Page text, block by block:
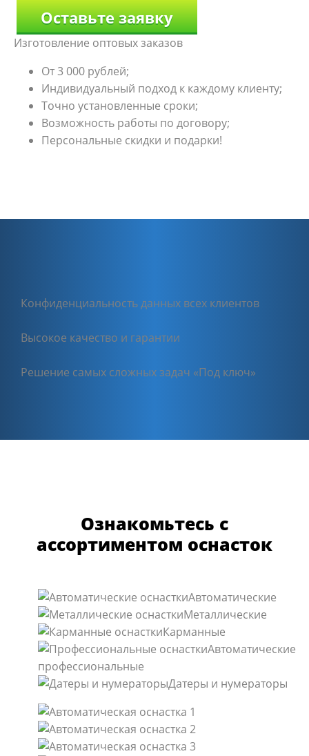
Оставьте заявку
Изготовление оптовых заказов
От 3 000 рублей;
Индивидуальный подход к каждому клиенту;
Точно установленные сроки;
Возможность работы по договору;
Персональные скидки и подарки!
Конфиденциальность данных всех клиентов
Высокое качество и гарантии
Решение самых сложных задач «Под ключ»
Ознакомьтесь с
ассортиментом оснасток
Автоматические
Металлические
Карманные
Автоматические
профессиональные
Датеры и нумераторы